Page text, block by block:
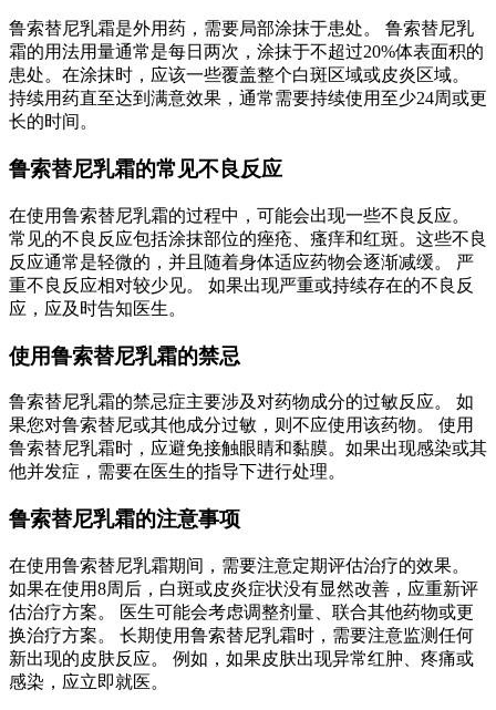
鲁索替尼乳霜是外用药，需要局部涂抹于患处。 鲁索替尼乳
霜的用法用量通常是每日两次，涂抹于不超过20%体表面积的
患处。在涂抹时，应该一些覆盖整个白斑区域或皮炎区域。
持续用药直至达到满意效果，通常需要持续使用至少24周或更
长的时间。
鲁索替尼乳霜的常见不良反应
在使用鲁索替尼乳霜的过程中，可能会出现一些不良反应。
常见的不良反应包括涂抹部位的痤疮、瘙痒和红斑。这些不良
反应通常是轻微的，并且随着身体适应药物会逐渐减缓。 严
重不良反应相对较少见。 如果出现严重或持续存在的不良反
应，应及时告知医生。
使用鲁索替尼乳霜的禁忌
鲁索替尼乳霜的禁忌症主要涉及对药物成分的过敏反应。 如
果您对鲁索替尼或其他成分过敏，则不应使用该药物。 使用
鲁索替尼乳霜时，应避免接触眼睛和黏膜。如果出现感染或其
他并发症，需要在医生的指导下进行处理。
鲁索替尼乳霜的注意事项
在使用鲁索替尼乳霜期间，需要注意定期评估治疗的效果。
如果在使用8周后，白斑或皮炎症状没有显然改善，应重新评
估治疗方案。 医生可能会考虑调整剂量、联合其他药物或更
换治疗方案。 长期使用鲁索替尼乳霜时，需要注意监测任何
新出现的皮肤反应。 例如，如果皮肤出现异常红肿、疼痛或
感染，应立即就医。